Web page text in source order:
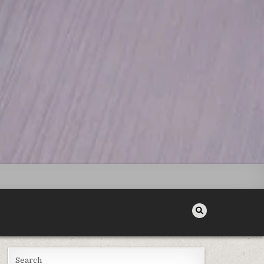
Search